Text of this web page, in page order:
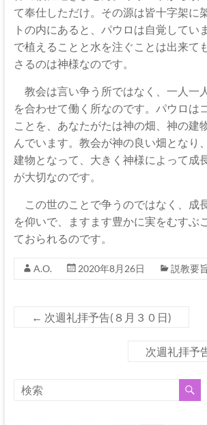
て奉仕しただけ。その源は皆十字架に
トの内にあると、パウロは自覚してい
で植えることと水を注ぐことは出来て
さるのは神様なのです。
教会は言い争う所ではなく、一人一
を合わせて働く所なのです。パウロは
ことを、あなたがたは神の畑、神の建
んでいます。教会が神の良い畑となり
建物となって、大きく神様によって成
が大切なのです。
この世のことで争うのではなく、成
を仰いで、ますます豊かに実をむすぶ
ておられるのです。
A.O. 2020年8月26日 説教要旨
← 次週礼拝予告(８月３０日)
次週礼拝予